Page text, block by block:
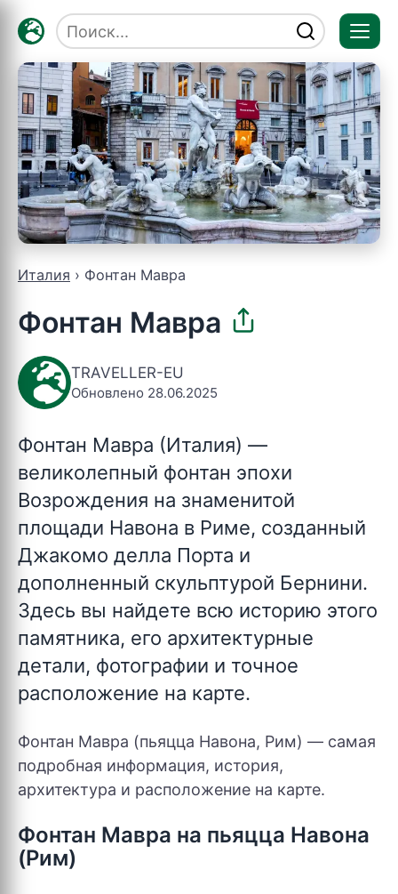
Италия Фонтан Мавра
Фонтан Мавра
TRAVELLER-EU
Обновлено 28.06.2025
Фонтан Мавра (Италия) —
великолепный фонтан эпохи
Возрождения на знаменитой
площади Навона в Риме, созданный
Джакомо делла Порта и
дополненный скульптурой Бернини.
Здесь вы найдете всю историю этого
памятника, его архитектурные
детали, фотографии и точное
расположение на карте.
Фонтан Мавра (пьяцца Навона, Рим) — самая
подробная информация, история,
архитектура и расположение на карте.
Фонтан Мавра на пьяцца Навона
(Рим)